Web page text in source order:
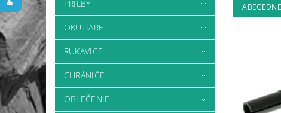
PRILBY
OKULIARE
RUKAVICE
CHRÁNIČE
OBLEČENIE
ABECEDNE